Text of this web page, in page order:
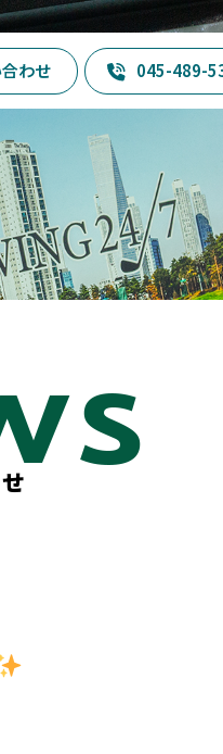
お知らせ SWING24/7とは
わせ 045-489-